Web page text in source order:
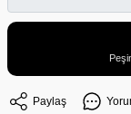
Paylaş